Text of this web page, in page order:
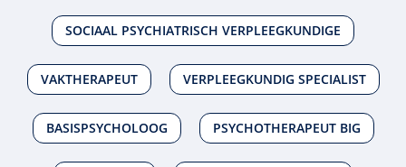
SOCIAAL PSYCHIATRISCH VERPLEEGKUNDIGE
VAKTHERAPEUT VERPLEEGKUNDIG SPECIALIST
BASISPSYCHOLOOG PSYCHOTHERAPEUT BIG